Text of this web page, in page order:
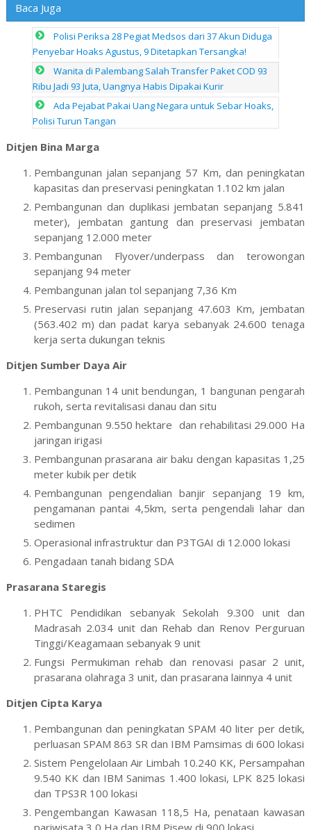
Baca Juga
Polisi Periksa 28 Pegiat Medsos dari 37 Akun Diduga
Penyebar Hoaks Agustus, 9 Ditetapkan Tersangka!
Wanita di Palembang Salah Transfer Paket COD 93
Ribu Jadi 93 Juta, Uangnya Habis Dipakai Kurir
Ada Pejabat Pakai Uang Negara untuk Sebar Hoaks,
Polisi Turun Tangan
Ditjen Bina Marga
Pembangunan jalan sepanjang 57 Km, dan peningkatan
kapasitas dan preservasi peningkatan 1.102 km jalan
Pembangunan dan duplikasi jembatan sepanjang 5.841
meter), jembatan gantung dan preservasi jembatan
sepanjang 12.000 meter
Pembangunan Flyover/underpass dan terowongan
sepanjang 94 meter
Pembangunan jalan tol sepanjang 7,36 Km
Preservasi rutin jalan sepanjang 47.603 Km, jembatan
(563.402 m) dan padat karya sebanyak 24.600 tenaga
kerja serta dukungan teknis
Ditjen Sumber Daya Air
Pembangunan 14 unit bendungan, 1 bangunan pengarah
rukoh, serta revitalisasi danau dan situ
Pembangunan 9.550 hektare dan rehabilitasi 29.000 Ha
jaringan irigasi
Pembangunan prasarana air baku dengan kapasitas 1,25
meter kubik per detik
Pembangunan pengendalian banjir sepanjang 19 km,
pengamanan pantai 4,5km, serta pengendali lahar dan
sedimen
Operasional infrastruktur dan P3TGAI di 12.000 lokasi
Pengadaan tanah bidang SDA
Prasarana Staregis
PHTC Pendidikan sebanyak Sekolah 9.300 unit dan
Madrasah 2.034 unit dan Rehab dan Renov Perguruan
Tinggi/Keagamaan sebanyak 9 unit
Fungsi Permukiman rehab dan renovasi pasar 2 unit,
prasarana olahraga 3 unit, dan prasarana lainnya 4 unit
Ditjen Cipta Karya
Pembangunan dan peningkatan SPAM 40 liter per detik,
perluasan SPAM 863 SR dan IBM Pamsimas di 600 lokasi
Sistem Pengelolaan Air Limbah 10.240 KK, Persampahan
9.540 KK dan IBM Sanimas 1.400 lokasi, LPK 825 lokasi
dan TPS3R 100 lokasi
Pengembangan Kawasan 118,5 Ha, penataan kawasan
pariwisata 3,0 Ha dan IBM Pisew di 900 lokasi